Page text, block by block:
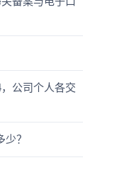
公司个人各交
？